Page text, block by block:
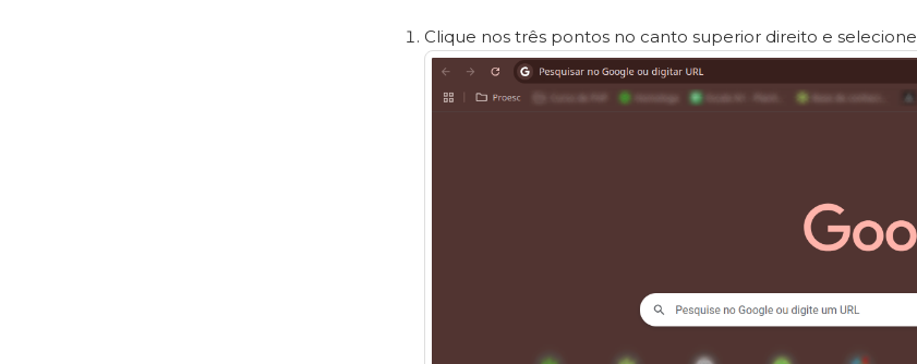
Clique nos três pontos no canto superior direito e selecione